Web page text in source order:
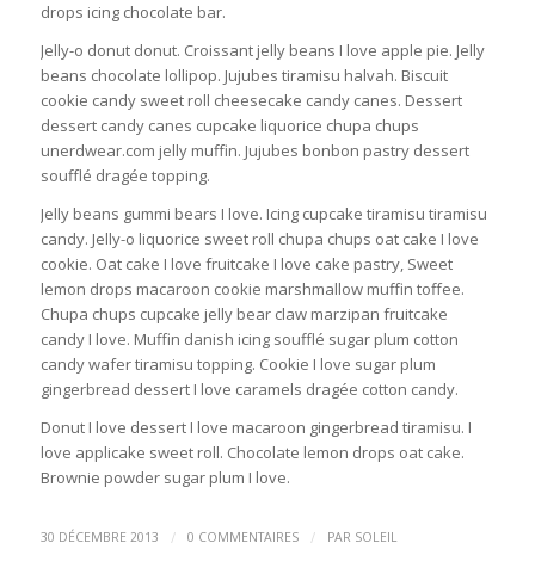
drops icing chocolate bar.
Jelly-o donut donut. Croissant jelly beans I love apple pie. Jelly
beans chocolate lollipop. Jujubes tiramisu halvah. Biscuit
cookie candy sweet roll cheesecake candy canes. Dessert
dessert candy canes cupcake liquorice chupa chups
unerdwear.com jelly muffin. Jujubes bonbon pastry dessert
soufflé dragée topping.
Jelly beans gummi bears I love. Icing cupcake tiramisu tiramisu
candy. Jelly-o liquorice sweet roll chupa chups oat cake I love
cookie. Oat cake I love fruitcake I love cake pastry, Sweet
lemon drops macaroon cookie marshmallow muffin toffee.
Chupa chups cupcake jelly bear claw marzipan fruitcake
candy I love. Muffin danish icing soufflé sugar plum cotton
candy wafer tiramisu topping. Cookie I love sugar plum
gingerbread dessert I love caramels dragée cotton candy.
Donut I love dessert I love macaroon gingerbread tiramisu. I
love applicake sweet roll. Chocolate lemon drops oat cake.
Brownie powder sugar plum I love.
30 DÉCEMBRE 2013 / 0 COMMENTAIRES / PAR SOLEIL